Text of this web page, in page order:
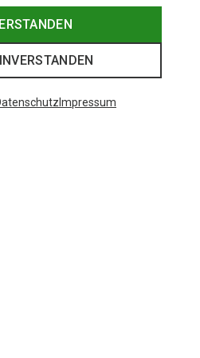
Impressum